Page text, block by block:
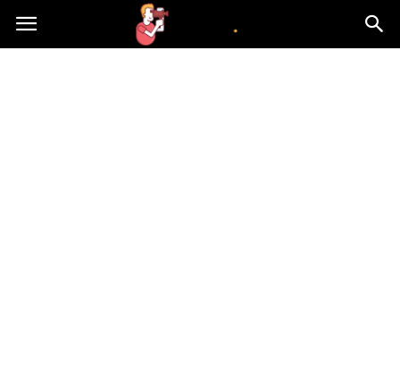
atvn.pl